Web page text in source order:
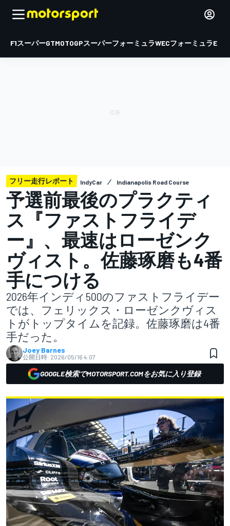
F1スーパーGTMOTOGPスーパーフォーミュラWECフォーミュラE
フリー走行レポート IndyCar Indianapolis Road Course
予選前最後のプラクティ
ス『ファストフライデ
ー』、最速はローゼンク
ヴィスト。佐藤琢磨も4番
手につける
2026年インディ500のファストフライデー
では、フェリックス・ローゼンクヴィス
トがトップタイムを記録。佐藤琢磨は4番
手だった。
Joey Barnes
公開日時: 2026/05/16 4:07
GOOGLE検索でMOTORSPORT.COMをお気に入り登録